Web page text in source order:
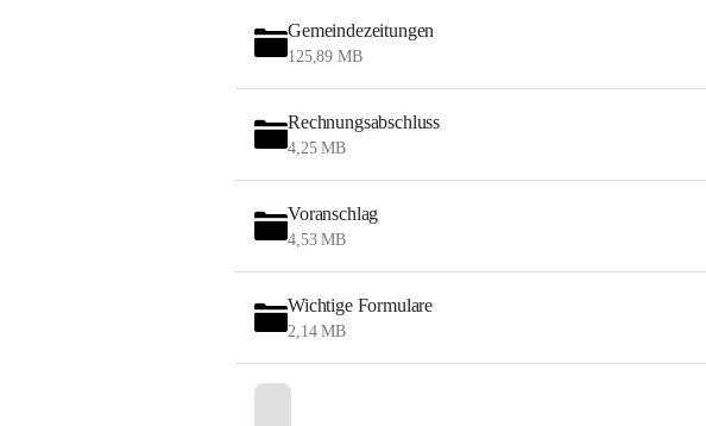
Gemeindezeitungen
125,89 MB
Rechnungsabschluss
4,25 MB
Voranschlag
4,53 MB
Wichtige Formulare
2,14 MB